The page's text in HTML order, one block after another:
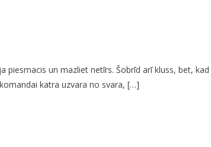
un mazliet netīrs. Šobrīd arī kluss, bet,
katra uzvara no svara, […]